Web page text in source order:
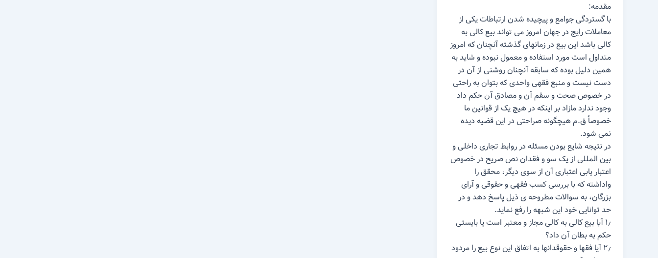
مقدمه:
با گستردگی جوامع و پیچیده شدن ارتباطات یکی از
معاملات رایج در جهان امروز می تواند بیع کالی به
کالی باشد این بیع در زمانهای گذشته آنچنان که امروز
متداول است مورد استفاده و معمول نبوده و شاید به
همین دلیل بوده که سابقه آنچنان روشنی از آن در
دست نیست و منبع فقهی واحدی که بتوان به راحتی
در خصوص صحت و سقم آن و مصادق آن حکم داد
وجود ندارد مازاد بر اینکه در هیچ یک از قوانین ما
خصوصاً ق.م هیچگونه صراحتی در این قضیه دیده
نمی شود.
در نتیجه شایع بودن مسئله در روابط تجاری داخلی و
بین المللی از یک سو و فقدان نص صریح در خصوص
اعتبار یابی اعتباری آن از سوی دیگر، محقق را
واداشته که با بررسی کسب فقهی و حقوقی و آرای
بزرگان، به سوالات مطروحه ی ذیل پاسخ دهد و در
حد توانایی خود این شبهه را رفع نماید.
۱٫ آیا بیع کالی به کالی مجاز و معتبر است یا بایستی
حکم به بطان آن داد؟
۲٫ آیا فقها و حقوقدانها به اتفاق این نوع بیع را مردود